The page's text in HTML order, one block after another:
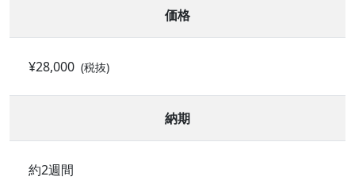
価格
¥28,000 (税抜)
納期
約2週間